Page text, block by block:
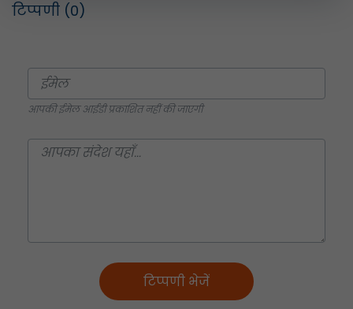
टिप्पणी (0)
आपकी ईमेल आईडी प्रकाशित नहीं की जाएगी
टिप्पणी भेजें